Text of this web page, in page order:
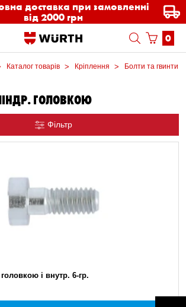
доставка при замовленні
від 2000 грн
0
Каталог товарів Кріплення Болти та гвинти
ГОЛОВКОЮ
Фільтр
і внутр. 6-гр.